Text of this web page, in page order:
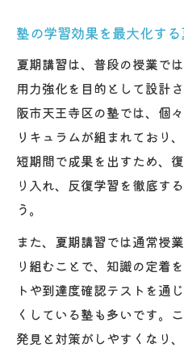
塾の学習効果を最大化す
夏期講習は、普段の授業で
用力強化を目的として設計
阪市天王寺区の塾では、個
リキュラムが組まれており
短期間で成果を出すため、
り入れ、反復学習を徹底す
う。
また、夏期講習では通常授
り組むことで、知識の定着
トや到達度確認テストを通
くしている塾も多いです。
発見と対策がしやすくなり